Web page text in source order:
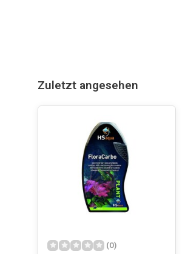
Zuletzt angesehen
(0)